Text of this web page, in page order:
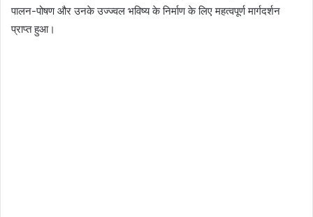
पालन-पोषण और उनके उज्ज्वल भविष्य के निर्माण के लिए महत्वपूर्ण मार्गदर्शन
प्राप्त हुआ।